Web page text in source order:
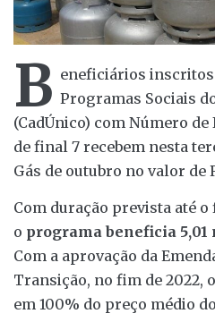
B eneficiários inscritos
Programas Sociais
(CadÚnico) com Número
de final 7 recebem nesta
Gás de outubro no valor de
Com duração prevista até o
o programa beneficia
Com a aprovação da
Transição, no fim de 2022,
em 100% do preço médio